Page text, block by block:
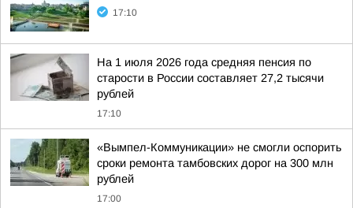
17:10
На 1 июля 2026 года средняя пенсия по
старости в России составляет 27,2 тысячи
рублей
17:10
«Вымпел-Коммуникации» не смогли оспорить
сроки ремонта тамбовских дорог на 300 млн
рублей
17:00